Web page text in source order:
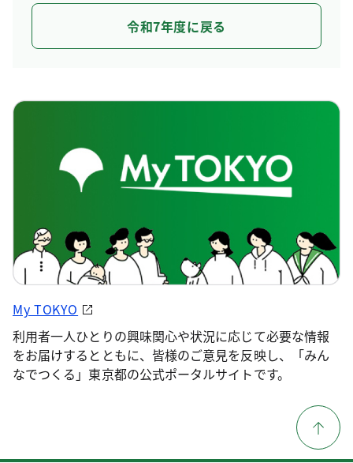
令和7年度に戻る
My TOKYO
利用者一人ひとりの興味関心や状況に応じて必要な情報
をお届けするとともに、皆様のご意見を反映し、「みん
なでつくる」東京都の公式ポータルサイトです。